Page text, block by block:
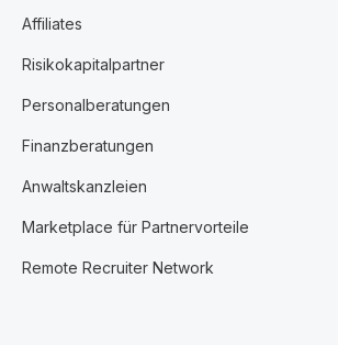
Affiliates
Risikokapitalpartner
Personalberatungen
Finanzberatungen
Anwaltskanzleien
Marketplace für Partnervorteile
Remote Recruiter Network